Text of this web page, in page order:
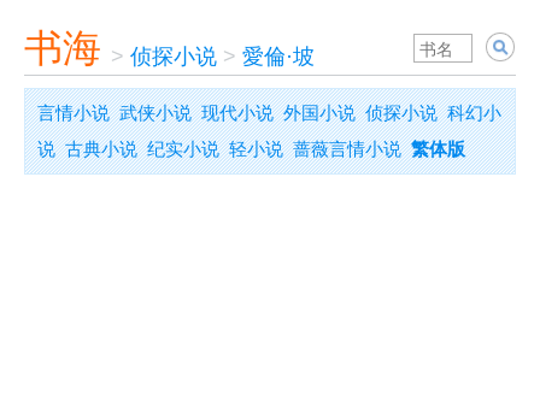
书海 > 侦探小说 > 愛倫·坡
言情小说 武侠小说 现代小说 外国小说 侦探小说 科幻小
说 古典小说 纪实小说 轻小说 蔷薇言情小说 繁体版